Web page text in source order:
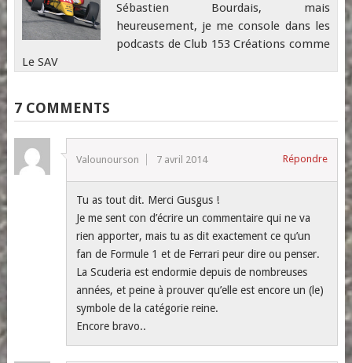
Sébastien Bourdais, mais
heureusement, je me console dans les
podcasts de Club 153 Créations comme
Le SAV
7 COMMENTS
Valounourson 7 avril 2014 Répondre
Tu as tout dit. Merci Gusgus !
Je me sent con d’écrire un commentaire qui ne va
rien apporter, mais tu as dit exactement ce qu’un
fan de Formule 1 et de Ferrari peur dire ou penser.
La Scuderia est endormie depuis de nombreuses
années, et peine à prouver qu’elle est encore un (le)
symbole de la catégorie reine.
Encore bravo..